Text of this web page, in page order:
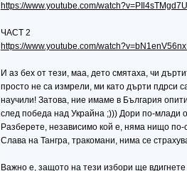
https://www.youtube.com/
ЧАСТ 2
https://www.youtube.com/
И аз бех от тези, маа, дето смятаха, чи
просто не са измрели, ми като дърти пдрси
научили! Затова, ние имаме в България
след победа над Украйна ;))) Дори по-млади
Разберете, независимо кой е, няма нищо
Слава на Тангра, тракомани, нима се
Важно е, защото на тези избори ще